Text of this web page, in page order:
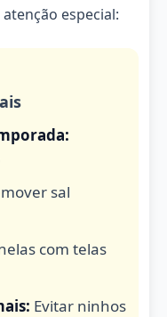
especial:
sal
com telas
Evitar ninhos